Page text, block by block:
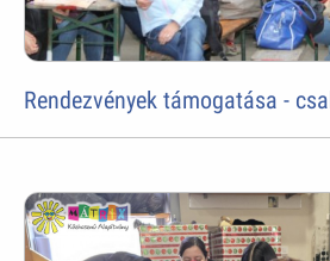
Rendezvények támogatása -